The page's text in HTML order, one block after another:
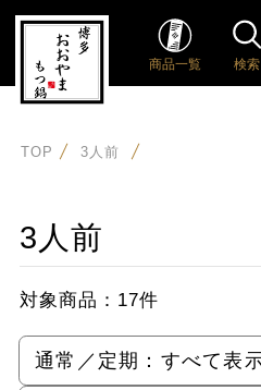
商品一覧 検索
TOP 3人前
3人前
対象商品： 17件
通常／定期： すべて表